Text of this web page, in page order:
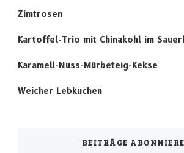
Zimtrosen
Kartoffel-Trio mit Chinakohl im
Karamell-Nuss-Mürbeteig-Kekse
Weicher Lebkuchen
BEITRÄGE